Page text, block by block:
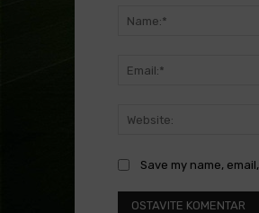
Save my name,